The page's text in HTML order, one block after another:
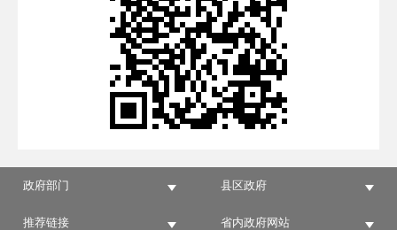
政府部门 县区政府
推荐链接 省内政府网站